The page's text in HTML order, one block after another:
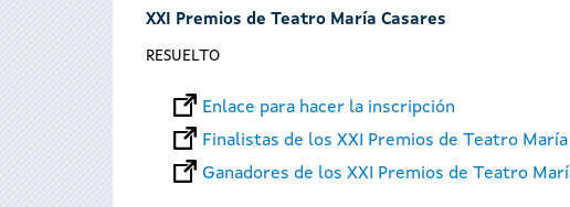
XXI Premios de Teatro María Casares
RESUELTO
Enlace para hacer la inscripción
Finalistas de los XXI Premios de Teatro María
Ganadores de los XXI Premios de Teatro